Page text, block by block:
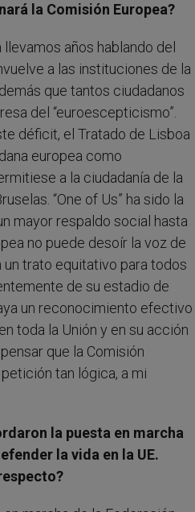
la Comisión Europea?
años hablando del
a las instituciones de la
que tantos ciudadanos
del “euroescepticismo”.
déficit, el Tratado de Lisboa
europea como
a la ciudadanía de la
“One of Us” ha sido la
mayor respaldo social hasta
no puede desoír la voz de
trato equitativo para todos
de su estadio de
un reconocimiento efectivo
toda la Unión y en su acción
que la Comisión
tan lógica, a mi
la puesta en marcha
la vida en la UE.